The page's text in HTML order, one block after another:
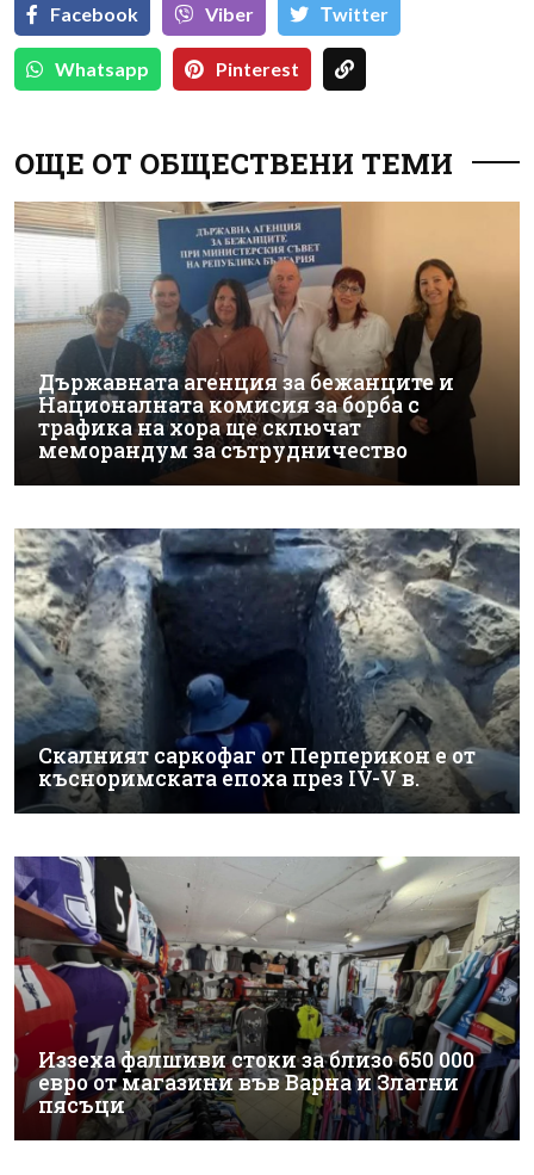
Facebook Viber Тwitter
Whatsapp Pinterest
ОЩЕ ОТ ОБЩЕСТВЕНИ ТЕМИ
Държавната агенция за бежанците и
Националната комисия за борба с
трафика на хора ще сключат
меморандум за сътрудничество
Скалният саркофаг от Перперикон е от
късноримската епоха през IV-V в.
Иззеха фалшиви стоки за близо 650 000
евро от магазини във Варна и Златни
пясъци